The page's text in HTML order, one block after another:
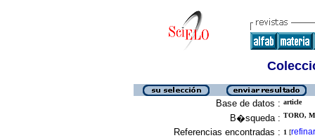
Base de datos : article
B�squeda : TORO,
Referencias encontradas : 1 [refinar